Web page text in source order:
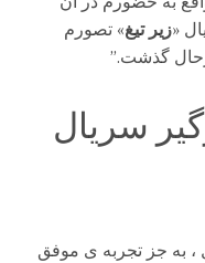
«زیر تیغ» تصورم
گذشت.”
درگیر سریال
، به جز تجربه ی موفق